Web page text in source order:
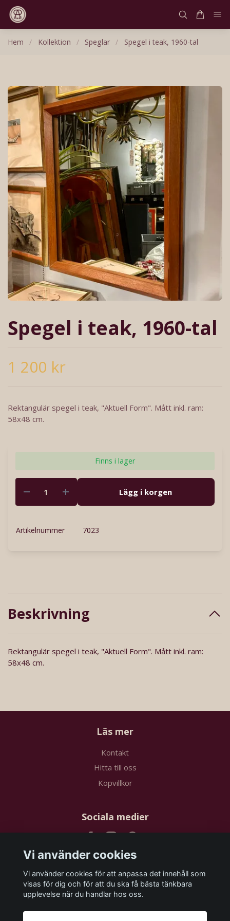
Hem / Kollektion / Speglar / Spegel i teak, 1960-tal
Spegel i teak, 1960-tal
1 200 kr
Rektangulär spegel i teak, "Aktuell Form". Mått inkl. ram:
58x48 cm.
Finns i lager
Lägg i korgen
Artikelnummer 7023
Beskrivning
Rektangulär spegel i teak, "Aktuell Form". Mått inkl. ram:
58x48 cm.
Läs mer
Kontakt
Hitta till oss
Köpvillkor
Sociala medier
Prenumerera på vårt nyhetsbrev
Vi använder cookies
Vi använder cookies för att anpassa det innehåll som
visas för dig och för att du ska få bästa tänkbara
upplevelse när du handlar hos oss.